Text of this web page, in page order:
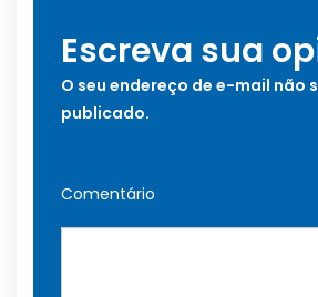
Escreva sua
O seu endereço de e-mail não
publicado.
Comentário